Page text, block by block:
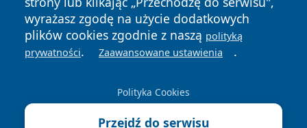
wyrażasz zgodę na użycie dodatkowych
plików cookies zgodnie z naszą polityką
prywatności. Zaawansowane ustawienia .
Polityka Cookies
Przejdź do serwisu
News Autorzy
Polityka
Prywatności
Polityka
Cookies